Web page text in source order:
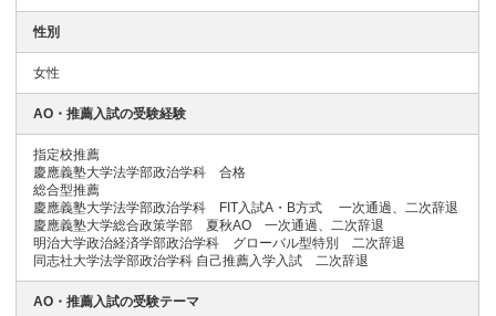
性別
女性
AO・推薦入試の受験経験
指定校推薦
慶應義塾大学法学部政治学科 合格
総合型推薦
慶應義塾大学法学部政治学科 FIT入試A・B方式 一次通過、二次辞退
慶應義塾大学総合政策学部 夏秋AO 一次通過、二次辞退
明治大学政治経済学部政治学科 グローバル型特別 二次辞退
同志社大学法学部政治学科 自己推薦入学入試 二次辞退
AO・推薦入試の受験テーマ